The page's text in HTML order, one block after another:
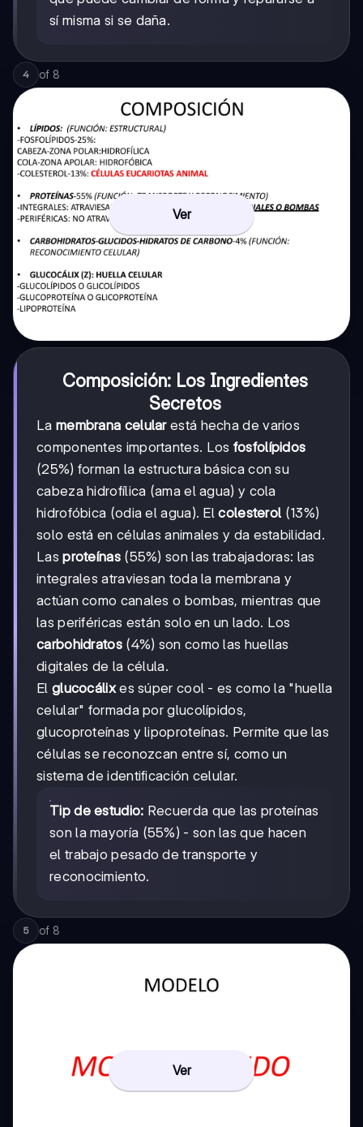
sí misma si se daña.
4 of 8
Ver
Composición: Los Ingredientes
Secretos
La membrana celularestá hecha de varios
componentes importantes. Los fosfolípidos
(25%) forman la estructura básica con su
cabeza hidrofílica (ama el agua) y cola
hidrofóbica (odia el agua). Elcolesterol (13%)
solo está en células animales y da estabilidad.
Lasproteínas(55%) son las trabajadoras: las
integrales atraviesan toda la membrana y
actúan como canales o bombas, mientras que
las periféricas están solo en un lado. Los
carbohidratos(4%) son como las huellas
digitales de la célula.
El glucocálixes súper cool - es como la "huella
celular" formada por glucolípidos,
glucoproteínas y lipoproteínas. Permite que las
células se reconozcan entre sí, como un
sistema de identificación celular.
Tip de estudio: Recuerda que las proteínas
son la mayoría (55%) - son las que hacen
el trabajo pesado de transporte y
reconocimiento.
5 of 8
Ver